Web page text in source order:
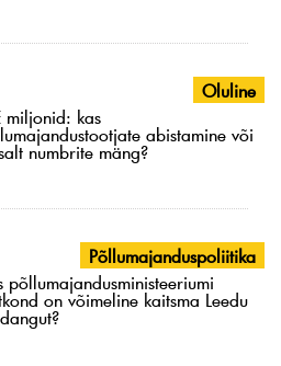
Oluline
miljonid: kas
abistamine või
numbrite mäng?
Põllumajanduspoliitika
põllumajandusministeeriumi
on võimeline kaitsma Leedu